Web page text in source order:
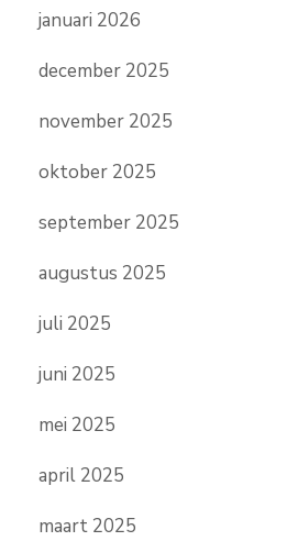
januari 2026
december 2025
november 2025
oktober 2025
september 2025
augustus 2025
juli 2025
juni 2025
mei 2025
april 2025
maart 2025